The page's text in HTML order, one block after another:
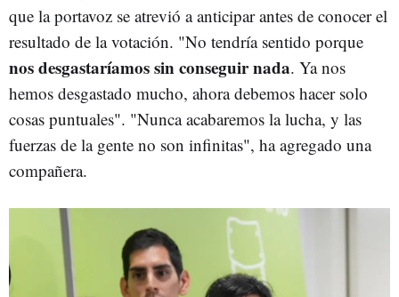
que la portavoz se atrevió a anticipar antes de conocer el
resultado de la votación. "No tendría sentido porque
nos desgastaríamos sin conseguir nada. Ya nos
hemos desgastado mucho, ahora debemos hacer solo
cosas puntuales". "Nunca acabaremos la lucha, y las
fuerzas de la gente no son infinitas", ha agregado una
compañera.